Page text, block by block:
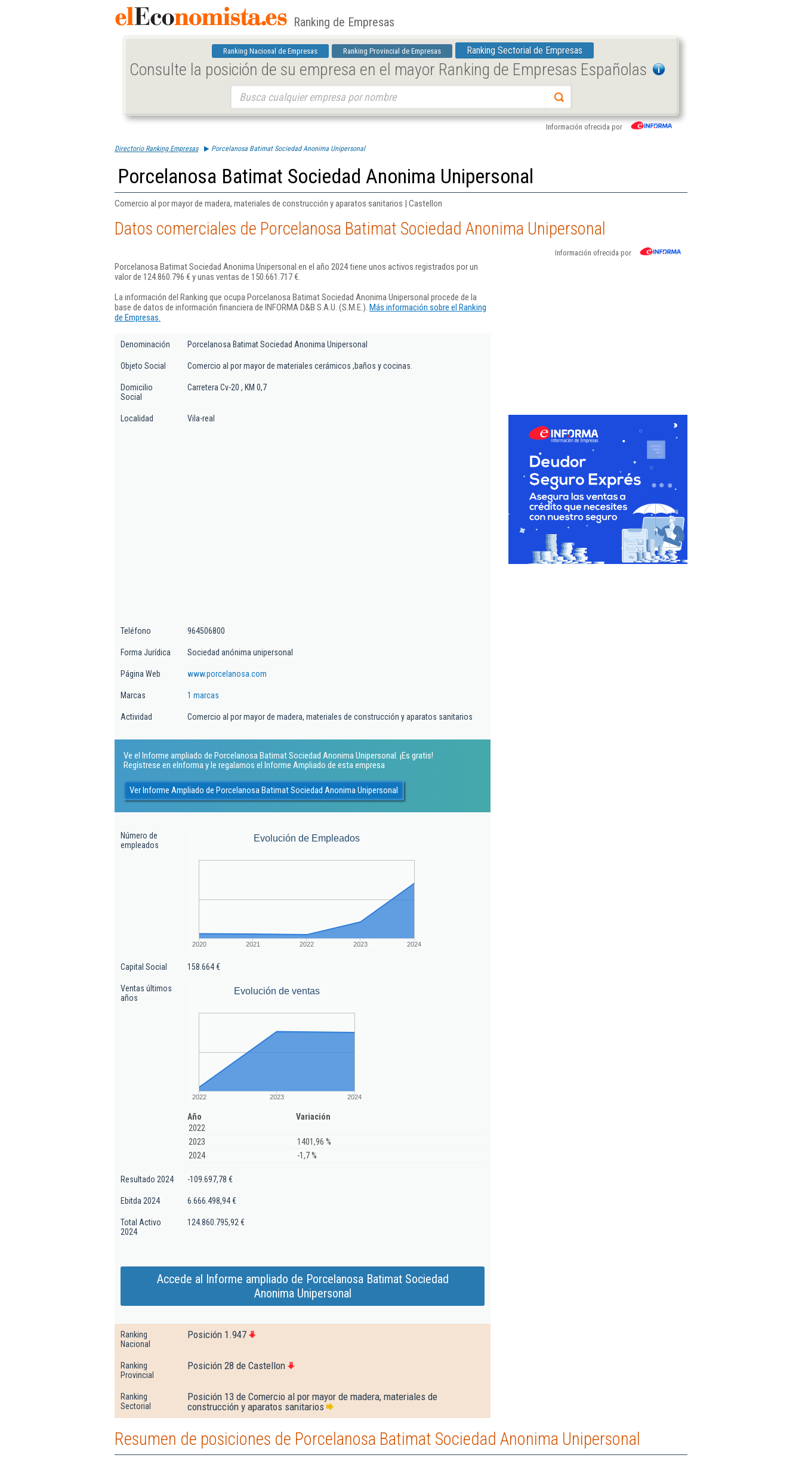
Ranking de Empresas
Ranking Nacional de Empresas Ranking Provincial de Empresas Ranking Sectorial de Empresas
Consulte la posición de su empresa en el mayor Ranking de Empresas Españolas
Información ofrecida por
Directorio Ranking Empresas Porcelanosa Batimat Sociedad Anonima Unipersonal
Porcelanosa Batimat Sociedad Anonima Unipersonal
Comercio al por mayor de madera, materiales de construcción y aparatos sanitarios | Castellon
Datos comerciales de Porcelanosa Batimat Sociedad Anonima Unipersonal
Información ofrecida por
Porcelanosa Batimat Sociedad Anonima Unipersonal en el año 2024 tiene unos activos registrados por un
valor de 124.860.796 € y unas ventas de 150.661.717 €.
La información del Ranking que ocupa Porcelanosa Batimat Sociedad Anonima Unipersonal procede de la
base de datos de información financiera de INFORMA D&B S.A.U. (S.M.E.). Más información sobre el Ranking
de Empresas.
Denominación Porcelanosa Batimat Sociedad Anonima Unipersonal
Objeto Social Comercio al por mayor de materiales cerámicos ,baños y cocinas.
Domicilio
Social
Carretera Cv-20 , KM 0,7
Localidad Vila-real
Teléfono 964506800
Forma Jurídica Sociedad anónima unipersonal
Página Web www.porcelanosa.com
Marcas 1 marcas
Actividad Comercio al por mayor de madera, materiales de construcción y aparatos sanitarios
Ve el Informe ampliado de Porcelanosa Batimat Sociedad Anonima Unipersonal. ¡Es gratis!
Regístrese en eInforma y le regalamos el Informe Ampliado de esta empresa
Ver Informe Ampliado de Porcelanosa Batimat Sociedad Anonima Unipersonal
Número de
empleados
Evolución de Empleados
2020 2021 2022 2023 2024
Capital Social 158.664 €
Ventas últimos
años
Evolución de ventas
2022 2023 2024
Año
Variación
2022
2023
1401,96 %
2024
-1,7 %
Resultado 2024 -109.697,78 €
Ebitda 2024 6.666.498,94 €
Total Activo
2024
124.860.795,92 €
Accede al Informe ampliado de Porcelanosa Batimat Sociedad
Anonima Unipersonal
Ranking
Nacional
Posición 1.947
Ranking
Provincial
Posición 28 de Castellon
Ranking
Sectorial
Posición 13 de Comercio al por mayor de madera, materiales de
construcción y aparatos sanitarios
Resumen de posiciones de Porcelanosa Batimat Sociedad Anonima Unipersonal